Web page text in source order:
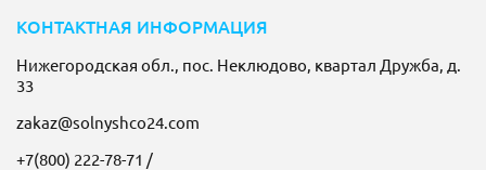
КОНТАКТНАЯ ИНФОРМАЦИЯ
Нижегородская обл., пос. Неклюдово, квартал Дружба, д.
33
zakaz@solnyshco24.com
+7(800) 222-78-71 /